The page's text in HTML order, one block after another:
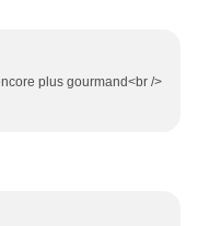
plus gourmand<br />